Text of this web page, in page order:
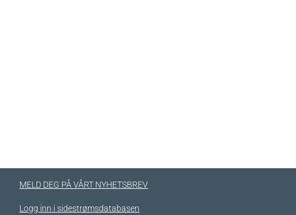
MELD DEG PÅ VÅRT NYHETSBREV
Logg inn i sidestrømsdatabasen